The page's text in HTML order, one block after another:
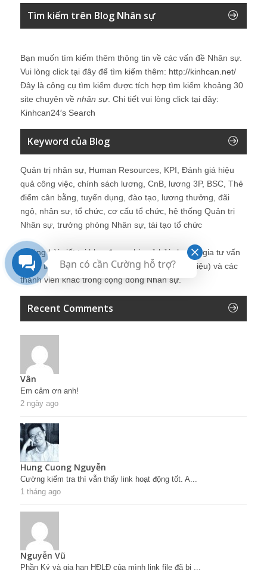
Tìm kiếm trên Blog Nhân sự
Bạn muốn tìm kiếm thêm thông tin về các vấn đề Nhân sự
Vui lòng click tại đây để tìm kiếm thêm: http://kinhcan.net/
Đây là công cụ tìm kiếm được tích hợp tìm kiếm khoảng 30
site chuyên về nhân sự. Chi tiết vui lòng click tại đây:
Kinhcan24′s Search
Keyword của Blog
Quản trị nhân sự, Human Resources, KPI, Đánh giá hiệu
quả công việc, chính sách lương, CnB, lương 3P, BSC, Thẻ
điểm cân bằng, tuyển dụng, đào tạo, lương thưởng, đãi
ngộ, nhân sự, tổ chức, cơ cấu tổ chức, hệ thống Quản trị
Nhân sự, trưởng phòng Nhân sự, tái tạo tổ chức
Những bài viết tại blog được chia sẻ bởi chuyên gia tư vấn
Quản trị Nhân sự Nguyễn Hùng Cường (giới thiệu) và các
thành viên khác trong cộng đồng Nhân sự.
Recent Comments
Vân
Em cảm ơn anh!
2 ngày ago
Hung Cuong Nguyễn
Cường kiểm tra thì vẫn thấy link hoạt động tốt. A...
1 tháng ago
Nguyễn Vũ
Phần Ký và gia hạn HĐLĐ của mình link file đã bị ...
Bạn có cần Cường hỗ trợ?